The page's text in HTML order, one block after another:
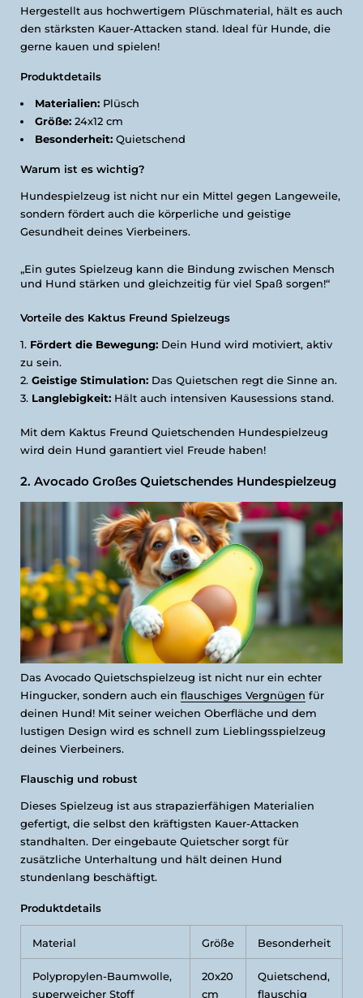
Hergestellt aus hochwertigem Plüschmaterial, hält es auch
den stärksten Kauer-Attacken stand. Ideal für Hunde, die
gerne kauen und spielen!
Produktdetails
Materialien: Plüsch
Größe: 24x12 cm
Besonderheit: Quietschend
Warum ist es wichtig?
Hundespielzeug ist nicht nur ein Mittel gegen Langeweile,
sondern fördert auch die körperliche und geistige
Gesundheit deines Vierbeiners.
„Ein gutes Spielzeug kann die Bindung zwischen Mensch
und Hund stärken und gleichzeitig für viel Spaß sorgen!“
Vorteile des Kaktus Freund Spielzeugs
Fördert die Bewegung: Dein Hund wird motiviert, aktiv
zu sein.
Geistige Stimulation: Das Quietschen regt die Sinne an.
Langlebigkeit: Hält auch intensiven Kausessions stand.
Mit dem Kaktus Freund Quietschenden Hundespielzeug
wird dein Hund garantiert viel Freude haben!
2. Avocado Großes Quietschendes Hundespielzeug
Das Avocado Quietschspielzeug ist nicht nur ein echter
Hingucker, sondern auch ein flauschiges Vergnügen für
deinen Hund! Mit seiner weichen Oberfläche und dem
lustigen Design wird es schnell zum Lieblingsspielzeug
deines Vierbeiners.
Flauschig und robust
Dieses Spielzeug ist aus strapazierfähigen Materialien
gefertigt, die selbst den kräftigsten Kauer-Attacken
standhalten. Der eingebaute Quietscher sorgt für
zusätzliche Unterhaltung und hält deinen Hund
stundenlang beschäftigt.
Produktdetails
Material Größe Besonderheit
Polypropylen-Baumwolle,
superweicher Stoff
20x20
cm
Quietschend,
flauschig